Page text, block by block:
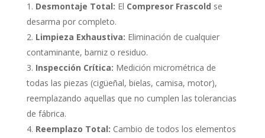
Desmontaje Total: El Compresor Frascold se
desarma por completo.
Limpieza Exhaustiva: Eliminación de cualquier
contaminante, barniz o residuo.
Inspección Crítica: Medición micrométrica de
todas las piezas (cigüeñal, bielas, camisa, motor),
reemplazando aquellas que no cumplen las tolerancias
de fábrica.
Reemplazo Total: Cambio de todos los elementos